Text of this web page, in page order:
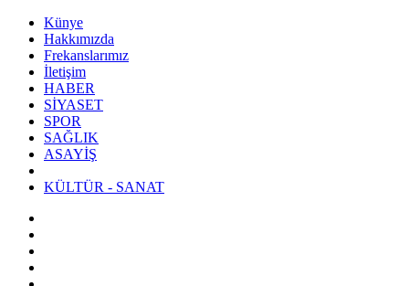
Künye
Hakkımızda
Frekanslarımız
İletişim
HABER
SİYASET
SPOR
SAĞLIK
ASAYİŞ
KÜLTÜR - SANAT